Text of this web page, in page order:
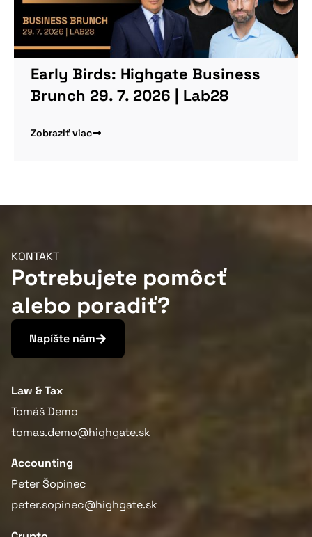
Early Birds: Highgate Business
Brunch 29. 7. 2026 | Lab28
Zobraziť viac
KONTAKT
Potrebujete pomôcť
alebo poradiť?
Napíšte nám
Law & Tax
Tomáš Demo
tomas.demo@highgate.sk
Accounting
Peter Šopinec
peter.sopinec@highgate.sk